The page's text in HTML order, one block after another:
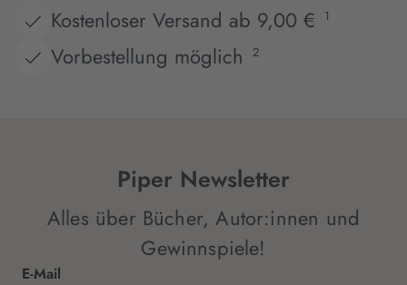
Kostenloser Versand ab 9,00 €
1
Vorbestellung möglich 2
Piper Newsletter
Alles über Bücher, Autor:innen und
Gewinnspiele!
E-Mail